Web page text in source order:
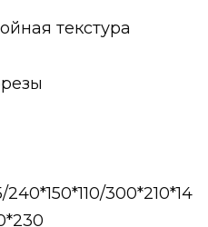
текстура
300*210*14